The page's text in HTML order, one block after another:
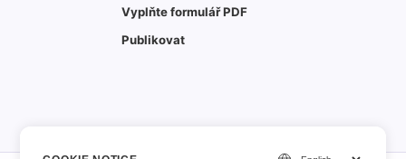
Vyplňte formulář PDF
Publikovat